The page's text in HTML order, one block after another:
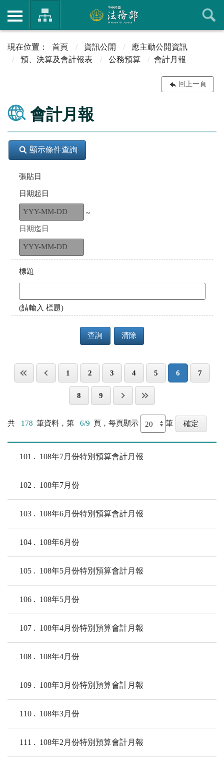
首頁 資訊公開
應主動公開資訊
預、決算及會計報表
公務預算 會計月報
回上一頁
會計月報
顯示條件查詢
張貼日
日期起日
~
日期迄日
標題
(請輸入 標題)
查詢 清除
1 2 3 4 5 6 7
8 9
共 178 筆資料，第 6/9 頁，每頁顯示 筆
101 108年7月份特別預算會計月報
102 108年7月份
103 108年6月份特別預算會計月報
104 108年6月份
105 108年5月份特別預算會計月報
106 108年5月份
107 108年4月份特別預算會計月報
108 108年4月份
109 108年3月份特別預算會計月報
110 108年3月份
111 108年2月份特別預算會計月報